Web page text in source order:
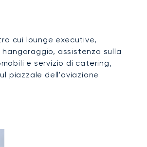
cui lounge executive,
assistenza sulla
e servizio di catering,
piazzale dell'aviazione